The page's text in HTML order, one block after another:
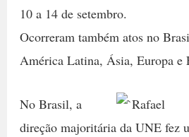
10 a 14 de setembro.
Ocorreram também atos no
América Latina, Ásia, Europa e
No Brasil, a
direção majoritária da UNE fez